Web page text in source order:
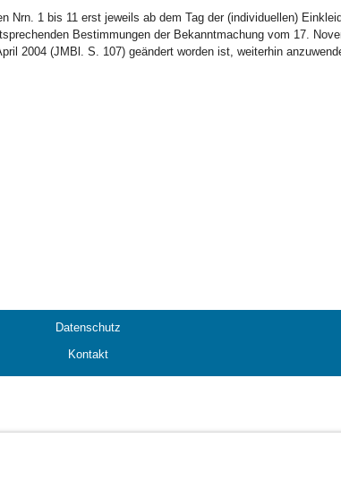
Nrn. 1 bis 11 erst jeweils ab dem Tag der (individuellen)
Bestimmungen der Bekanntmachung vom 17.
2004 (JMBl. S. 107) geändert worden ist, weiterhin
Datenschutz
Kontakt